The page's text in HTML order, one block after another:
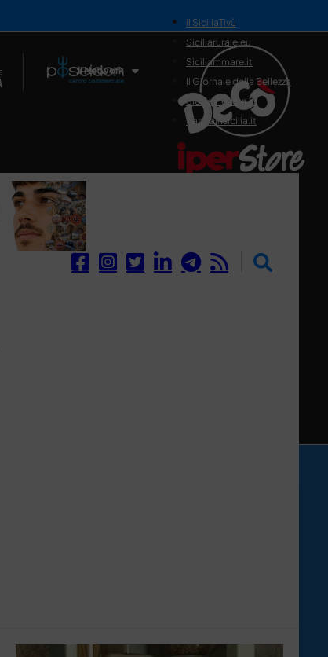
Il Network
il SiciliaTivù
Siciliarurale.eu
Siciliammare.it
Il Giornale della Bellezza
Siciliamedica.it
Sanitainsicilia.it